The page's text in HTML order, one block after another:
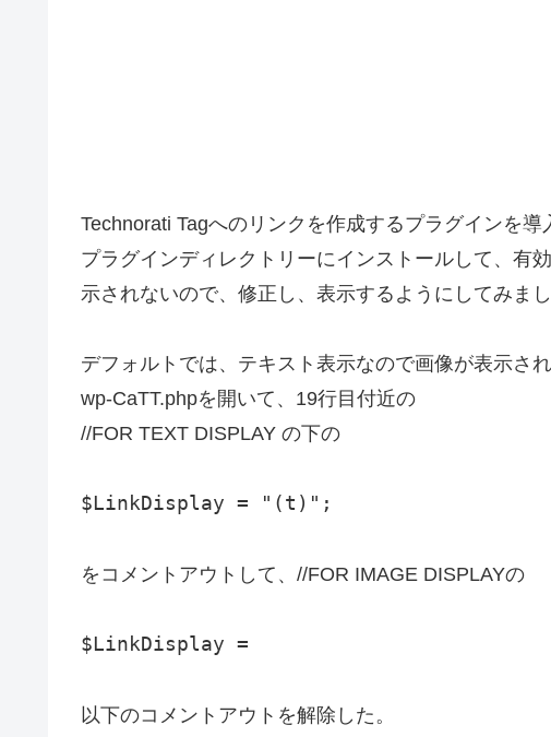
Technorati Tagへのリンクを作成するプラグインを導
プラグインディレクトリーにインストールして、有
示されないので、修正し、表示するようにしてみまし
デフォルトでは、テキスト表示なので画像が表示され
wp-CaTT.phpを開いて、19行目付近の
//FOR TEXT DISPLAY の下の
$LinkDisplay = "(t)";
をコメントアウトして、//FOR IMAGE DISPLAYの
$LinkDisplay =
以下のコメントアウトを解除した。